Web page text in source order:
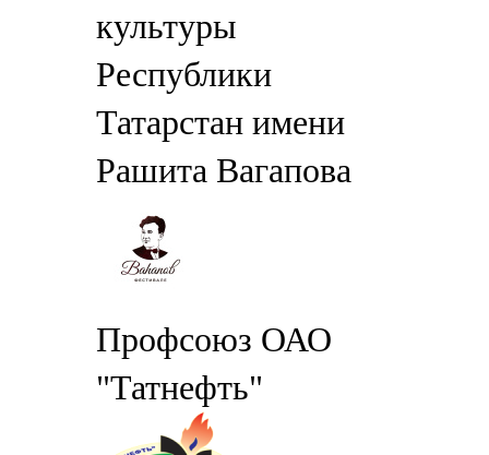
культуры
Республики
Татарстан имени
Рашита Вагапова
Профсоюз ОАО
"Татнефть"